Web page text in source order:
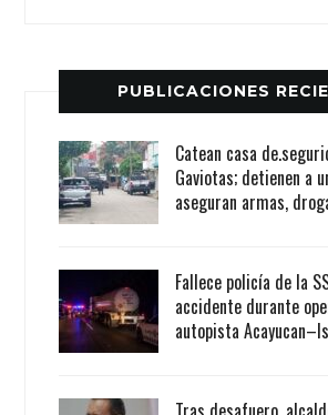
PUBLICACIONES
Catean casa
Gaviotas; detienen a
aseguran armas,
Fallece policía de la
accidente durante
autopista